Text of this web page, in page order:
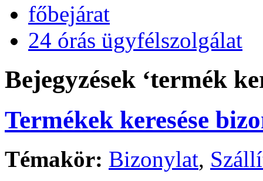
főbejárat
24 órás ügyfélszolgálat
Bejegyzések ‘termék
Termékek keresése
Témakör: Bizonylat,